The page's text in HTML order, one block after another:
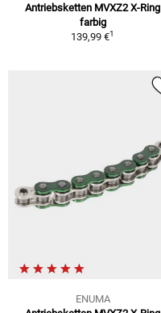
Antriebsketten MVXZ2 X-Ring
farbig
139,99 €1
ENUMA